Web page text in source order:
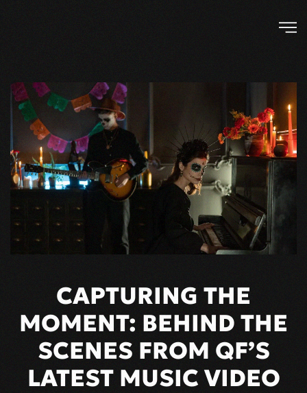
CAPTURING THE
MOMENT: BEHIND THE
SCENES FROM QF’S
LATEST MUSIC VIDEO